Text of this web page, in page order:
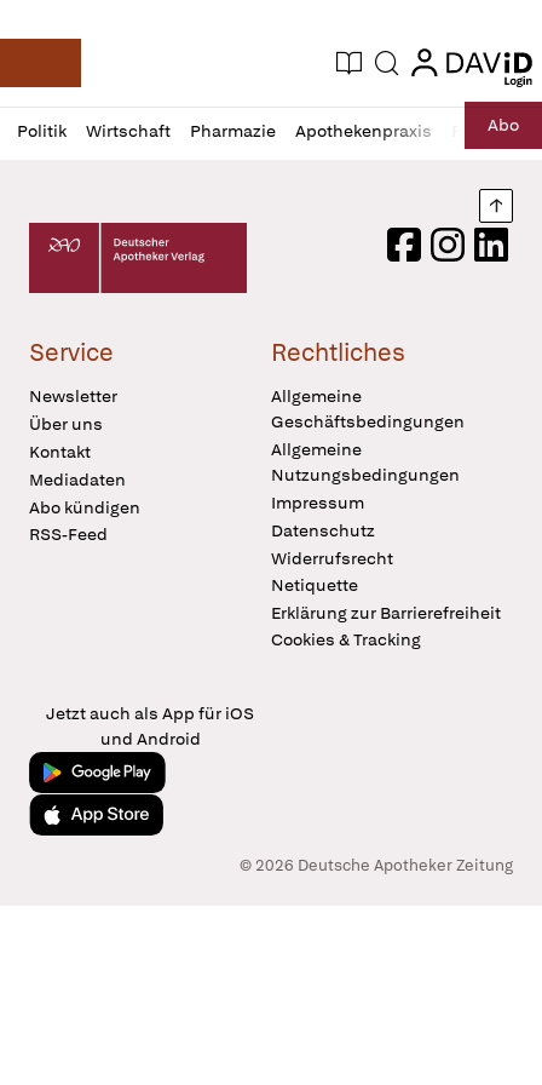
Deutsche Apotheker Zeitung
Aktuelle Ausgabe
Suche login
login
Politik Wirtschaft Pharmazie Apothekenpraxis RechtAbo
Profil
öffnen
Daz
Pur
Deutscher Apotheker Verlag Logo
FacebookInstagram
Service
Newsletter
Über uns
Kontakt
Mediadaten
Abo kündigen
RSS-Feed
Rechtliches
Allgemeine
Geschäftsbedingungen
Allgemeine
Nutzungsbedingungen
Impressum
Datenschutz
Widerrufsrecht
Netiquette
Erklärung zur Barrierefreiheit
Cookies & Tracking
Jetzt auch als App für iOS
und Android
Jetzt bei Google Play
Laden im App Store
© 2026 Deutsche Apotheker Zeitung